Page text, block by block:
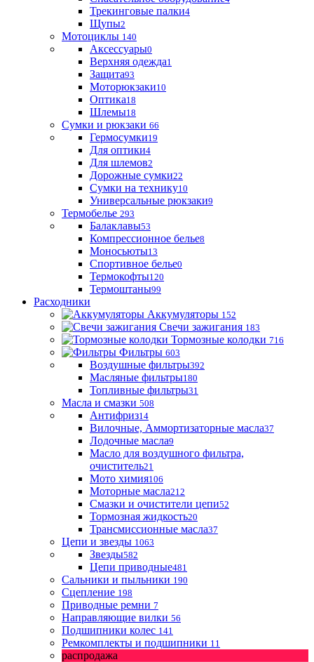
Трекинговые палки4
Щупы2
Мотоциклы 140
Аксессуары0
Верхняя одежда1
Защита93
Моторюкзаки10
Оптика18
Шлемы18
Сумки и рюкзаки 66
Гермосумки19
Для оптики4
Для шлемов2
Дорожные сумки22
Сумки на технику10
Универсальные рюкзаки9
Термобелье 293
Балаклавы53
Компрессионное белье8
Моносьюты13
Спортивное белье0
Термокофты120
Термоштаны99
Расходники
Аккумуляторы 152
Свечи зажигания 183
Тормозные колодки 716
Фильтры 603
Воздушные фильтры392
Масляные фильтры180
Топливные фильтры31
Масла и смазки 508
Антифриз14
Вилочные, Аммортизаторные масла37
Лодочные масла9
Масло для воздушного фильтра,
очиститель21
Мото химия106
Моторные масла212
Смазки и очистители цепи52
Тормозная жидкость20
Трансмиссионные масла37
Цепи и звезды 1063
Звезды582
Цепи приводные481
Сальники и пыльники 190
Сцепление 198
Приводные ремни 7
Направляющие вилки 56
Подшипники колес 141
Ремкомплекты и подшипники 11
распродажа